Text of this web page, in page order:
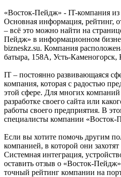
«Восток-Пейдж» - IT-компания из
Основная информация, рейтинг,
– всё это можно найти на
Пейдж» в информационном
bizneskz.su. Компания
батыра, 158А, Усть-Каменогорск,
IT – постоянно развивающаяся
компания, которая с радостью
этой сфере. Для многих компаний
разработке своего сайта или
работы своего предприятия. В
специалисты компании «Восток-
Если вы хотите помочь другим
компанией, в которой они
Системная интеграция,
оставить отзыв о «Восток-
точный рейтинг компании на